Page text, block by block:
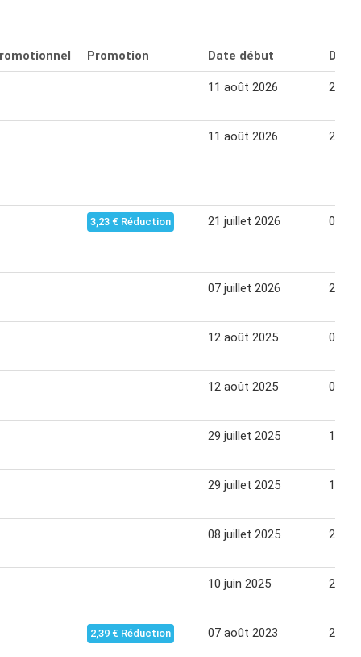
Promotion Date début Date
11 août 2026 24
11 août 2026 24
3,23 € Réduction 21 juillet 2026 03
07 juillet 2026 27
12 août 2025 01
12 août 2025 01
29 juillet 2025 11
29 juillet 2025 11
08 juillet 2025 21
10 juin 2025 23
2,39 € Réduction 07 août 2023 21